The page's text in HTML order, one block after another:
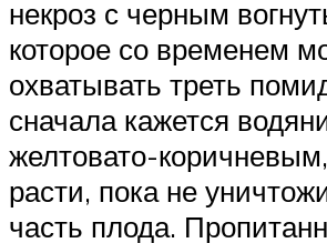
некроз с черным
которое со временем
охватывать треть
сначала кажется
желтовато-
расти, пока не
часть плода.